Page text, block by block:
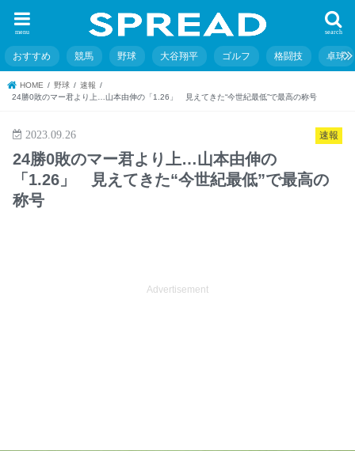
search
menu
おすすめ 競馬 野球 大谷翔平 ゴルフ 格闘技 卓球
HOME 野球
速報
24勝0敗のマー君より上…山本由伸の「1.26」 見えてきた“今世紀最低”で最高の称号
速報
2023.09.26
24勝0敗のマー君より上…山本由伸の
「1.26」 見えてきた“今世紀最低”で最高の
称号
Advertisement